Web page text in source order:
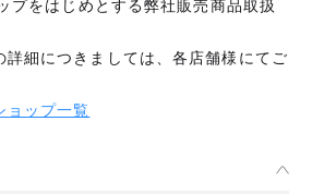
プをはじめとする弊社販売商品取扱
詳細につきましては、各店舗様にてご
ョップ一覧